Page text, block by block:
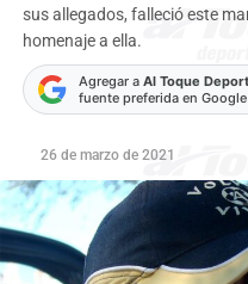
sus allegados, falleció este
homenaje a ella.
Agregar a Al Toque
fuente preferida en Google
26 de marzo de 2021